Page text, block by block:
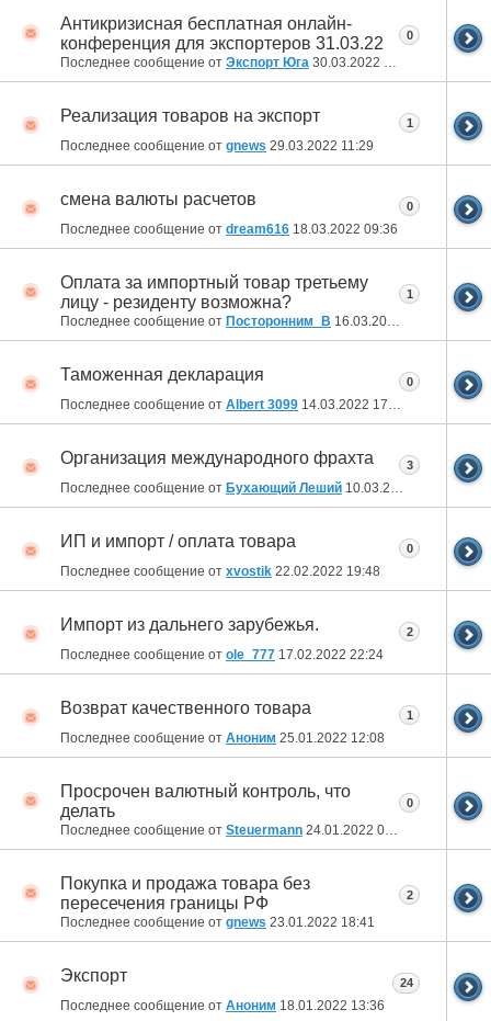
Антикризисная бесплатная онлайн-
конференция для экспортеров 31.03.22
Последнее сообщение от Экспорт Юга 30.03.2022
0
Реализация товаров на экспорт
Последнее сообщение от gnews 29.03.2022 11:29
1
смена валюты расчетов
Последнее сообщение от dream616 18.03.2022 09:36
0
Оплата за импортный товар третьему
лицу - резиденту возможна?
Последнее сообщение от Посторонним_В 16.03.2022
1
Таможенная декларация
Последнее сообщение от Albert 3099 14.03.2022 17:35
0
Организация международного фрахта
Последнее сообщение от Бухающий Леший 10.03.2022
3
ИП и импорт / оплата товара
Последнее сообщение от xvostik 22.02.2022 19:48
0
Импорт из дальнего зарубежья.
Последнее сообщение от ole_777 17.02.2022 22:24
2
Возврат качественного товара
Последнее сообщение от Аноним 25.01.2022 12:08
1
Просрочен валютный контроль, что
делать
Последнее сообщение от Steuermann 24.01.2022 09:46
0
Покупка и продажа товара без
пересечения границы РФ
Последнее сообщение от gnews 23.01.2022 18:41
2
Экспорт
Последнее сообщение от Аноним 18.01.2022 13:36
24